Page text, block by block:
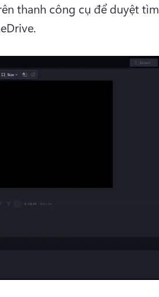
thanh công cụ để duyệt tìm